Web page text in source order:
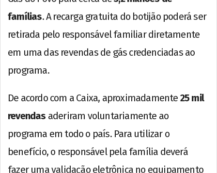
famílias. A recarga gratuita do botijão poderá ser
retirada pelo responsável familiar diretamente
em uma das revendas de gás credenciadas ao
programa.
De acordo com a Caixa, aproximadamente 25 mil
revendas aderiram voluntariamente ao
programa em todo o país. Para utilizar o
benefício, o responsável pela família deverá
fazer uma validação eletrônica no equipamento